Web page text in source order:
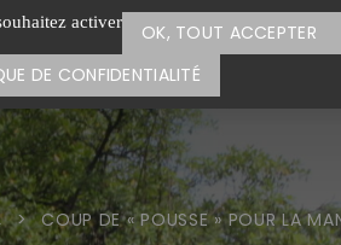
activer OK, TOUT ACCEPTER
DE CONFIDENTIALITÉ
> COUP DE « POUSSE » POUR LA